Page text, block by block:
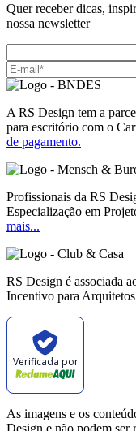
Quer receber dicas,
nossa newsletter
A RS Design tem a
para escritório com o
de pagamento.
Profissionais da RS
Especialização em
mais...
RS Design é associada
Incentivo para
Verificada por
As imagens e os
Design e não podem ser